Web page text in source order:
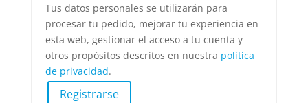
Tus datos personales se utilizarán para
procesar tu pedido, mejorar tu experiencia en
esta web, gestionar el acceso a tu cuenta y
otros propósitos descritos en nuestra política
de privacidad.
Registrarse